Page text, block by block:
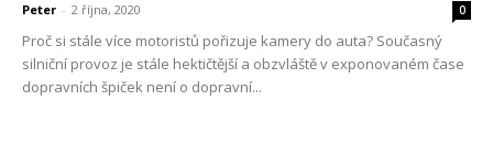
Peter - 2 října, 2020 0
Proč si stále více motoristů pořizuje kamery do auta? Současný
silniční provoz je stále hektičtější a obzvláště v exponovaném čase
dopravních špiček není o dopravní...